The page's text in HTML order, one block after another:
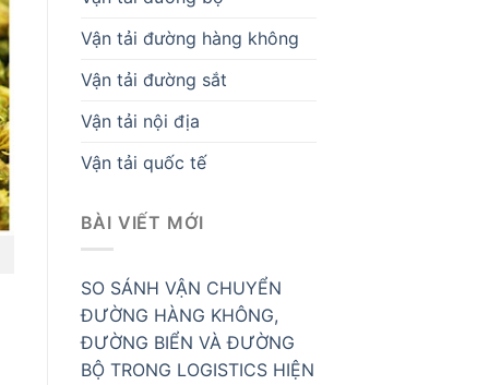
Vận tải đường hàng không
Vận tải đường sắt
Vận tải nội địa
Vận tải quốc tế
BÀI VIẾT MỚI
SO SÁNH VẬN CHUYỂN
ĐƯỜNG HÀNG KHÔNG,
ĐƯỜNG BIỂN VÀ ĐƯỜNG
BỘ TRONG LOGISTICS HIỆN